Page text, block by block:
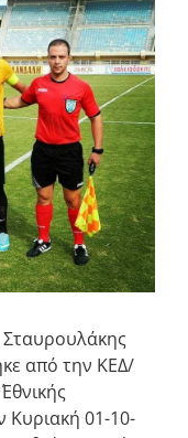
από την ΚΕΔ/
01-10-